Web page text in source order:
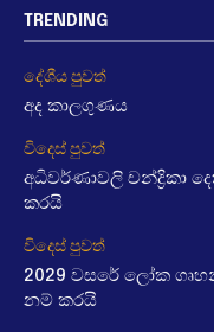
TRENDING
දේශීය පුවත්
අද කාලගුණය
විදෙස් පුවත්
අධිවර්ණාවලි චන්ද්‍රිකා
කරයි
විදෙස් පුවත්
2029 වසරේ ලෝක
නම් කරයි